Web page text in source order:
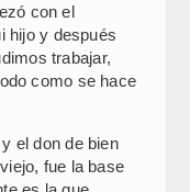
con el
hijo y después
trabajar,
como se hace
el don de bien
fue la base